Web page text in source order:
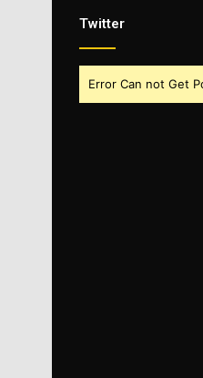
Twitter
Error Can not Get